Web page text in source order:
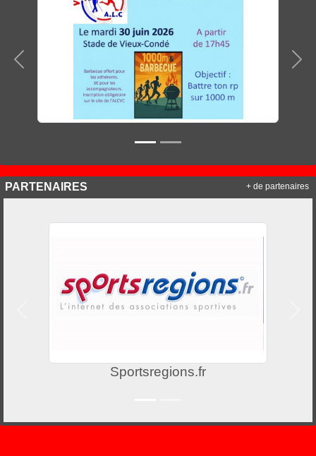
Précedent
PARTENAIRES
Sportsregions.fr
+ de partenaires